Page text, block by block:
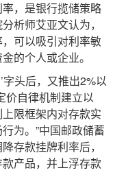
，是银行揽储策略
析师艾亚文认为，
可以吸引对利率敏
的个人或企业。
头后，又推出2%以
价自律机制建立以
限框架内对存款实
为。”中国邮政储蓄
存款挂牌利率后，
产品，并上浮存款